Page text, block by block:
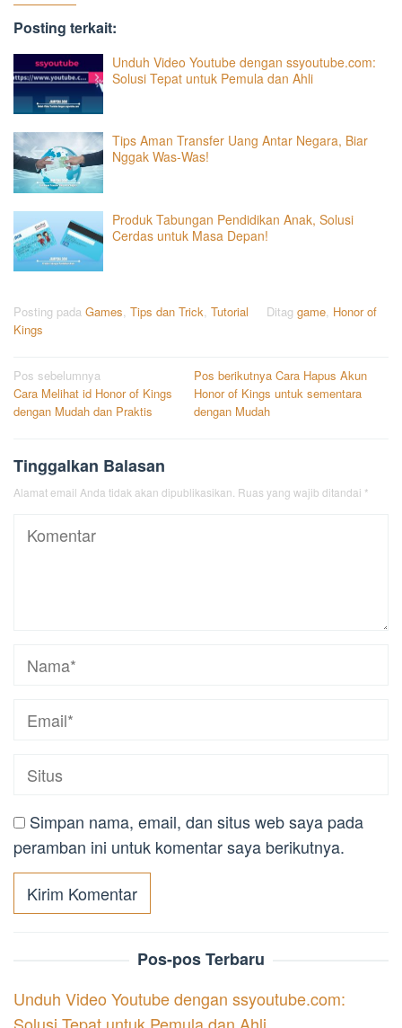
Posting terkait:
Unduh Video Youtube dengan ssyoutube.com:
Solusi Tepat untuk Pemula dan Ahli
Tips Aman Transfer Uang Antar Negara, Biar
Nggak Was-Was!
Produk Tabungan Pendidikan Anak, Solusi
Cerdas untuk Masa Depan!
Posting pada Games, Tips dan Trick, Tutorial Ditag game, Honor of
Kings
Navigasi
pos
Pos sebelumnya
Cara Melihat id Honor of Kings
dengan Mudah dan Praktis
Pos berikutnyaCara Hapus Akun
Honor of Kings untuk sementara
dengan Mudah
Tinggalkan Balasan
Alamat email Anda tidak akan dipublikasikan. Ruas yang wajib ditandai *
Simpan nama, email, dan situs web saya pada
peramban ini untuk komentar saya berikutnya.
Pos-pos Terbaru
Unduh Video Youtube dengan ssyoutube.com:
Solusi Tepat untuk Pemula dan Ahli